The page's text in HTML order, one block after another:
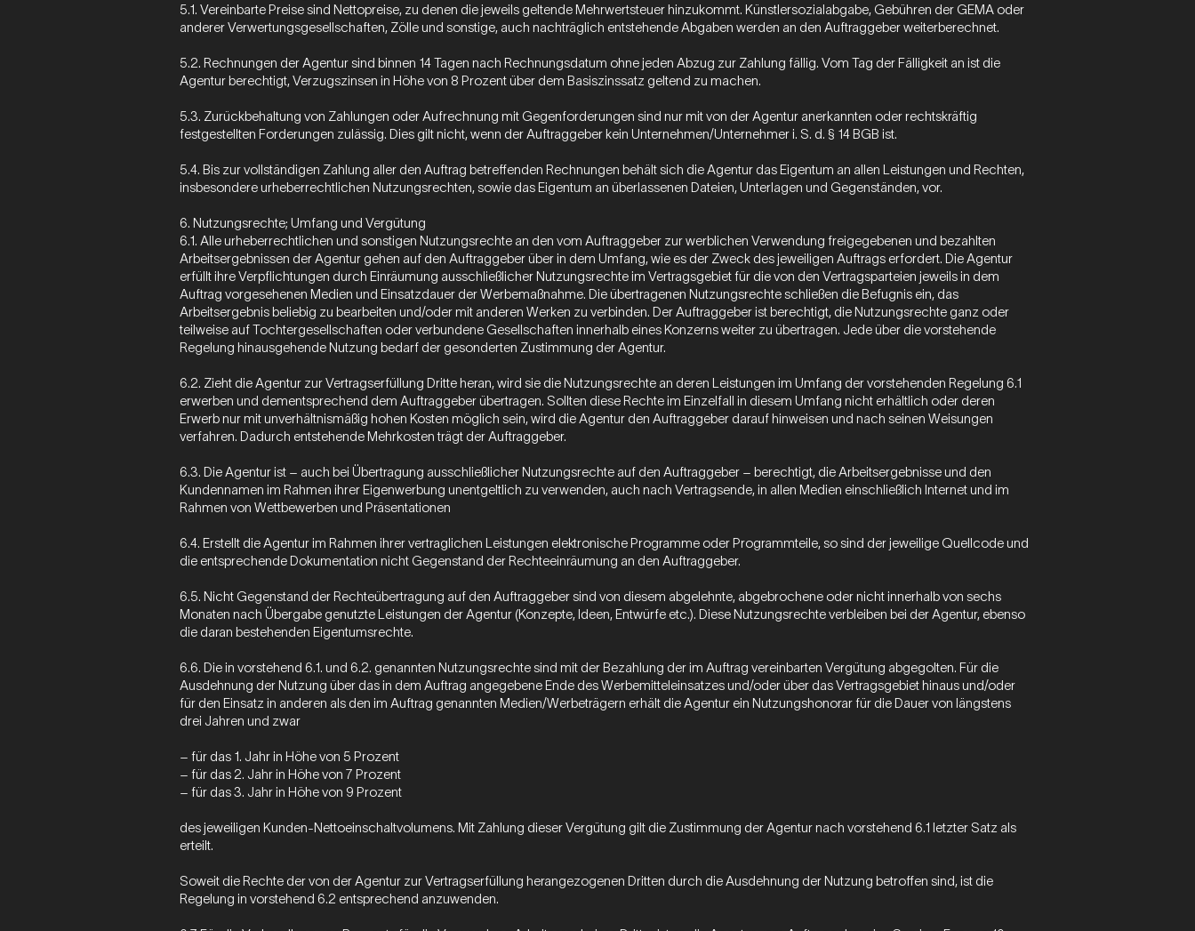
5.1. Vereinbarte Preise sind Nettopreise, zu denen die jeweils geltende Mehrwertsteuer hinzukommt. Künstlersozialabgabe, Gebühren der GEMA oder
anderer Verwertungsgesellschaften, Zölle und sonstige, auch nachträglich entstehende Abgaben werden an den Auftraggeber weiterberechnet.
5.2. Rechnungen der Agentur sind binnen 14 Tagen nach Rechnungsdatum ohne jeden Abzug zur Zahlung fällig. Vom Tag der Fälligkeit an ist die
Agentur berechtigt, Verzugszinsen in Höhe von 8 Prozent über dem Basiszinssatz geltend zu machen.
5.3. Zurückbehaltung von Zahlungen oder Aufrechnung mit Gegenforderungen sind nur mit von der Agentur anerkannten oder rechtskräftig
festgestellten Forderungen zulässig. Dies gilt nicht, wenn der Auftraggeber kein Unternehmen/Unternehmer i. S. d. § 14 BGB ist.
5.4. Bis zur vollständigen Zahlung aller den Auftrag betreffenden Rechnungen behält sich die Agentur das Eigentum an allen Leistungen und Rechten,
insbesondere urheberrechtlichen Nutzungsrechten, sowie das Eigentum an überlassenen Dateien, Unterlagen und Gegenständen, vor.
6. Nutzungsrechte; Umfang und Vergütung
6.1. Alle urheberrechtlichen und sonstigen Nutzungsrechte an den vom Auftraggeber zur werblichen Verwendung freigegebenen und bezahlten
Arbeitsergebnissen der Agentur gehen auf den Auftraggeber über in dem Umfang, wie es der Zweck des jeweiligen Auftrags erfordert. Die Agentur
erfüllt ihre Verpflichtungen durch Einräumung ausschließlicher Nutzungsrechte im Vertragsgebiet für die von den Vertragsparteien jeweils in dem
Auftrag vorgesehenen Medien und Einsatzdauer der Werbemaßnahme. Die übertragenen Nutzungsrechte schließen die Befugnis ein, das
Arbeitsergebnis beliebig zu bearbeiten und/oder mit anderen Werken zu verbinden. Der Auftraggeber ist berechtigt, die Nutzungsrechte ganz oder
teilweise auf Tochtergesellschaften oder verbundene Gesellschaften innerhalb eines Konzerns weiter zu übertragen. Jede über die vorstehende
Regelung hinausgehende Nutzung bedarf der gesonderten Zustimmung der Agentur.
6.2. Zieht die Agentur zur Vertragserfüllung Dritte heran, wird sie die Nutzungsrechte an deren Leistungen im Umfang der vorstehenden Regelung 6.1
erwerben und dementsprechend dem Auftraggeber übertragen. Sollten diese Rechte im Einzelfall in diesem Umfang nicht erhältlich oder deren
Erwerb nur mit unverhältnismäßig hohen Kosten möglich sein, wird die Agentur den Auftraggeber darauf hinweisen und nach seinen Weisungen
verfahren. Dadurch entstehende Mehrkosten trägt der Auftraggeber.
6.3. Die Agentur ist – auch bei Übertragung ausschließlicher Nutzungsrechte auf den Auftraggeber – berechtigt, die Arbeitsergebnisse und den
Kundennamen im Rahmen ihrer Eigenwerbung unentgeltlich zu verwenden, auch nach Vertragsende, in allen Medien einschließlich Internet und im
Rahmen von Wettbewerben und Präsentationen
6.4. Erstellt die Agentur im Rahmen ihrer vertraglichen Leistungen elektronische Programme oder Programmteile, so sind der jeweilige Quellcode und
die entsprechende Dokumentation nicht Gegenstand der Rechteeinräumung an den Auftraggeber.
6.5. Nicht Gegenstand der Rechteübertragung auf den Auftraggeber sind von diesem abgelehnte, abgebrochene oder nicht innerhalb von sechs
Monaten nach Übergabe genutzte Leistungen der Agentur (Konzepte, Ideen, Entwürfe etc.). Diese Nutzungsrechte verbleiben bei der Agentur, ebenso
die daran bestehenden Eigentumsrechte.
6.6. Die in vorstehend 6.1. und 6.2. genannten Nutzungsrechte sind mit der Bezahlung der im Auftrag vereinbarten Vergütung abgegolten. Für die
Ausdehnung der Nutzung über das in dem Auftrag angegebene Ende des Werbemitteleinsatzes und/oder über das Vertragsgebiet hinaus und/oder
für den Einsatz in anderen als den im Auftrag genannten Medien/Werbeträgern erhält die Agentur ein Nutzungshonorar für die Dauer von längstens
drei Jahren und zwar
– für das 1. Jahr in Höhe von 5 Prozent
– für das 2. Jahr in Höhe von 7 Prozent
– für das 3. Jahr in Höhe von 9 Prozent
des jeweiligen Kunden-Nettoeinschaltvolumens. Mit Zahlung dieser Vergütung gilt die Zustimmung der Agentur nach vorstehend 6.1 letzter Satz als
erteilt.
Soweit die Rechte der von der Agentur zur Vertragserfüllung herangezogenen Dritten durch die Ausdehnung der Nutzung betroffen sind, ist die
Regelung in vorstehend 6.2 entsprechend anzuwenden.